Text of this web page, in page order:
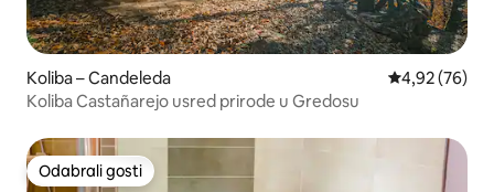
Koliba – Candeleda Prosječna
4,92 (76)
Koliba Castañarejo usred prirode u Gredosu
Odabrali gosti
Odabrali gosti